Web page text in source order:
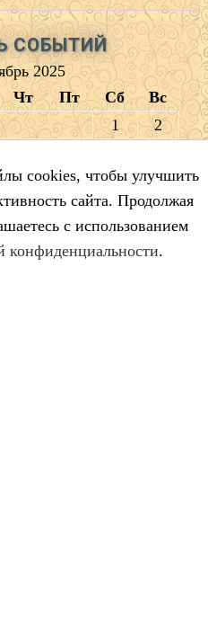
СОБЫТИЙ
2025
Чт Пт Сб
Вс
1
2
13 14 15
16
20 21 22
23
27 28 29
30
cookies, чтобы улучшить
сайта. Продолжая
с использованием
конфиденциальности.